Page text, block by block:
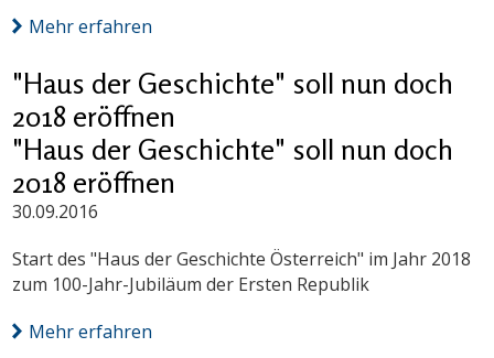
Mehr erfahren
"Haus der Geschichte" soll nun doch
2018 eröffnen
"Haus der Geschichte" soll nun doch
2018 eröffnen
30.09.2016
Start des "Haus der Geschichte Österreich" im Jahr 2018
zum 100-Jahr-Jubiläum der Ersten Republik
Mehr erfahren